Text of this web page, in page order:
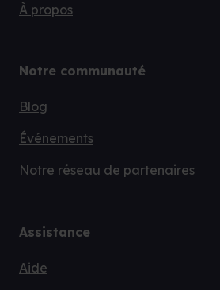
À propos
Notre communauté
Blog
Événements
Notre réseau de partenaires
Assistance
Aide